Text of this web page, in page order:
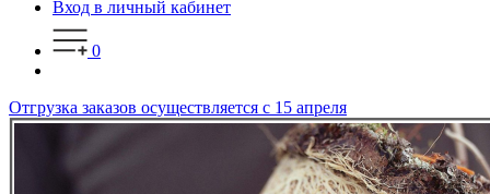
Вход в личный кабинет
0
Отгрузка заказов осуществляется с 15 апреля